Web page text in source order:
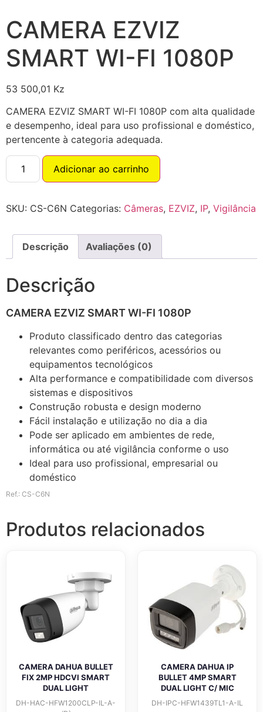
CAMERA EZVIZ
SMART WI-FI 1080P
53 500,01 Kz
CAMERA EZVIZ SMART WI-FI 1080P com alta qualidade
e desempenho, ideal para uso profissional e doméstico,
pertencente à categoria adequada.
Adicionar ao carrinho
SKU: CS-C6N Categorias: Câmeras, EZVIZ, IP, Vigilância
Descrição Avaliações (0)
Descrição
CAMERA EZVIZ SMART WI-FI 1080P
Produto classificado dentro das categorias
relevantes como periféricos, acessórios ou
equipamentos tecnológicos
Alta performance e compatibilidade com diversos
sistemas e dispositivos
Construção robusta e design moderno
Fácil instalação e utilização no dia a dia
Pode ser aplicado em ambientes de rede,
informática ou até vigilância conforme o uso
Ideal para uso profissional, empresarial ou
doméstico
Ref.: CS-C6N
Produtos relacionados
CAMERA DAHUA BULLET
FIX 2MP HDCVI SMART
DUAL LIGHT
DH-HAC-HFW1200CLP-IL-A-
CAMERA DAHUA IP
BULLET 4MP SMART
DUAL LIGHT C/ MIC
DH-IPC-HFW1439TL1-A-IL